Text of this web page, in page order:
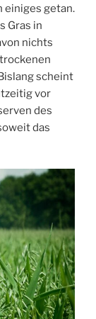
einiges getan.
Gras in
nichts
scheint
vor
des
das